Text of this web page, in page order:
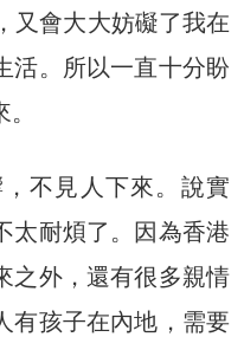
又會大大妨礙了我在
活。所以一直十分盼
不見人下來。說實
太耐煩了。因為香港
之外，還有很多親情
有孩子在內地，需要